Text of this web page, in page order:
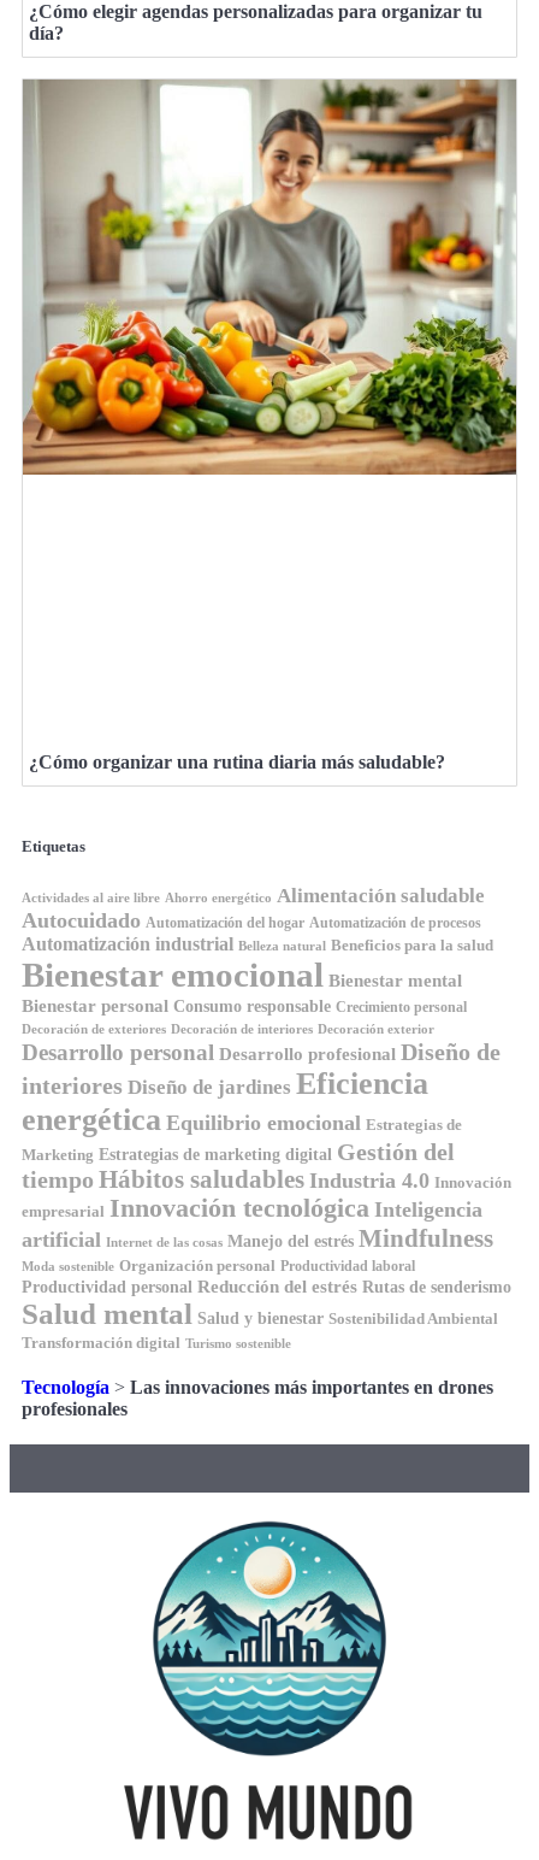
¿Cómo elegir agendas personalizadas para organizar tu
día?
¿Cómo organizar una rutina diaria más saludable?
Etiquetas
Actividades al aire libre Ahorro energético Alimentación saludable
Autocuidado Automatización del hogar Automatización de procesos
Automatización industrial Belleza natural Beneficios para la salud
Bienestar emocional Bienestar mental
Bienestar personal Consumo responsable Crecimiento personal
Decoración de exteriores Decoración de interiores Decoración exterior
Desarrollo personal Desarrollo profesional Diseño de
interiores Diseño de jardines Eficiencia
energética Equilibrio emocional Estrategias de
Marketing Estrategias de marketing digital Gestión del
tiempo Hábitos saludables Industria 4.0 Innovación
empresarial Innovación tecnológica Inteligencia
artificial Internet de las cosas Manejo del estrés Mindfulness
Moda sostenible Organización personal Productividad laboral
Productividad personal Reducción del estrés Rutas de senderismo
Salud mental Salud y bienestar Sostenibilidad Ambiental
Transformación digital Turismo sostenible
Tecnología > Las innovaciones más importantes en drones
profesionales